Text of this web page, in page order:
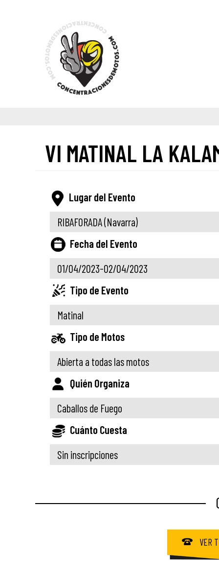
VI MATINAL LA
Lugar del Evento
RIBAFORADA(Navarra)
Fecha del Evento
01/04/2023-02/04/2023
Tipo de Evento
Matinal
Tipo de Motos
Abierta a todas las motos
Quién Organiza
Caballos de Fuego
Cuánto Cuesta
Sin inscripciones
VER